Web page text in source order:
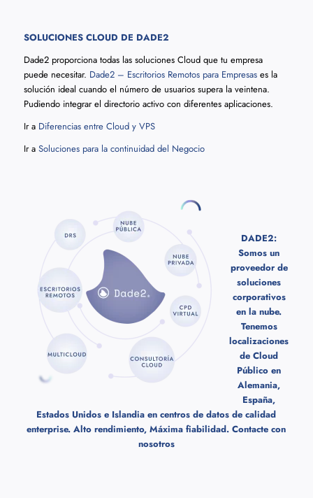
SOLUCIONES CLOUD DE DADE2
Dade2 proporciona todas las soluciones Cloud que tu empresa
puede necesitar. Dade2 – Escritorios Remotos para Empresases la
solución ideal cuando el número de usuarios supera la veintena.
Pudiendo integrar el directorio activo con diferentes aplicaciones.
Ir a Diferencias entre Cloud y VPS
Ir a Soluciones para la continuidad del Negocio
DADE2:
Somos un
proveedor de
soluciones
corporativos
en la nube.
Tenemos
localizaciones
de Cloud
Público en
Alemania,
España,
Estados Unidos e Islandia en centros de datos de calidad
enterprise. Alto rendimiento, Máxima fiabilidad.Contacte con
nosotros